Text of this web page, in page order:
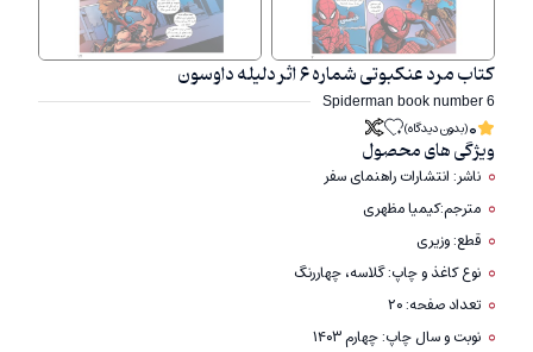
کتاب مرد عنکبوتی شماره ۶ اثر دلیله داوسون
Spiderman book number 6
0(بدون دیدگاه)
ویژگی های محصول
ناشر: انتشارات راهنمای سفر
مترجم:کیمیا مظهری
قطع: وزیری
نوع کاغذ و چاپ: گلاسه، چهاررنگ
تعداد صفحه: ۲۰
نوبت و سال چاپ: چهارم ۱۴۰۳